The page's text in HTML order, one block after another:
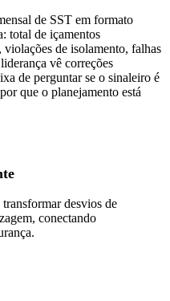
de SST em formato
total de içamentos
violações de isolamento, falhas
vê correções
de perguntar se o sinaleiro é
que o planejamento está
desvios de
conectando